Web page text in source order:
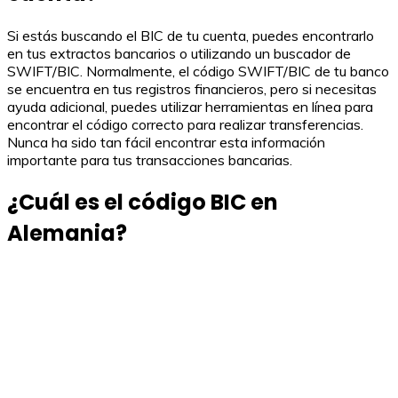
Si estás buscando el BIC de tu cuenta, puedes encontrarlo
en tus extractos bancarios o utilizando un buscador de
SWIFT/BIC. Normalmente, el código SWIFT/BIC de tu banco
se encuentra en tus registros financieros, pero si necesitas
ayuda adicional, puedes utilizar herramientas en línea para
encontrar el código correcto para realizar transferencias.
Nunca ha sido tan fácil encontrar esta información
importante para tus transacciones bancarias.
¿Cuál es el código BIC en
Alemania?